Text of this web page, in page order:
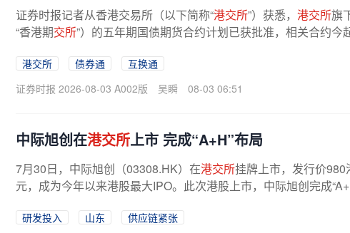
证券时报记者从香港交易所（以下简称“港交所”）获悉， 港交所旗
“香港期交所”）的五年期国债期货合约计划已获批准，相关合约今
港交所 债券通
互换通
证券时报 2026-08-03 A002版
吴瞬 08-03 06:51
中际旭创在港交所上市 完成“A+H”布局
7月30日，中际旭创（03308.HK）在港交所挂牌上市，发行价
元，成为今年以来港股最大IPO。此次港股上市，中际旭创完成
研发投入 山东
供应链紧张